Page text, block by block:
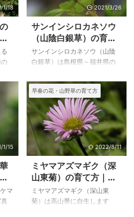
０
で
ので、２本以上は必要で受粉
をしてあげなければならない
ことになります。 種さえでき
れば、沢山殖やすことが出来
そうなので、１本を大切に育
てていましたが、繁殖も試み
た。 上のアワコバイモ（阿波
小貝母）は、自宅で２０１１
年３月１３日に撮影したもの
です。 アワコ ...
1/18
せ
も
2021/3/26
サンインシロカネソウ
（山陰白銀草）の育て
方
サンインシロカネソウ（山陰
白銀草）は島根県～福井県の
濡れた岩壁などに生育する多
年草です。 我が家はサンイン
シロカネソウ（山陰白銀草）
の種をいただいて育てました
が、アズマシロカネソウより
開花までに時間がかかってし
まいました。 トウゴクサバノ
オや、アズマシロカネソウの
仲間だとわかる葉と姿をして
います。 仲間のトウゴクサバ
ノオの自生地は近いの自生地
を見たことがありますが、日
1/15
マ
早春の花・山野草の育て方
2022/8/11
ミヤマアズマギク（深
山東菊）の育て方｜仲
間のジョウシュウアズ
マギク（上州東菊）の
ミヤマアズマギク（深山東
菊）は高山帯に自生します